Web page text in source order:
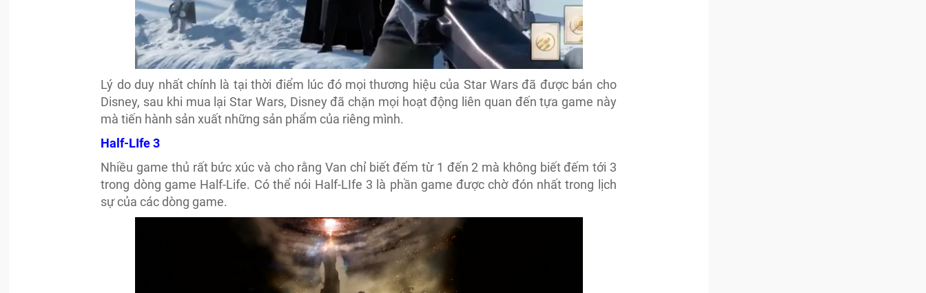
Lý do duy nhất chính là tại thời điểm lúc đó mọi thương hiệu của Star Wars đã được bán cho
Disney, sau khi mua lại Star Wars, Disney đã chặn mọi hoạt động liên quan đến tựa game này
mà tiến hành sản xuất những sản phẩm của riêng mình.
Half-LIfe 3
Nhiều game thủ rất bức xúc và cho rằng Van chỉ biết đếm từ 1 đến 2 mà không biết đếm tới 3
trong dòng game Half-Life. Có thể nói Half-LIfe 3 là phần game được chờ đón nhất trong lịch
sự của các dòng game.